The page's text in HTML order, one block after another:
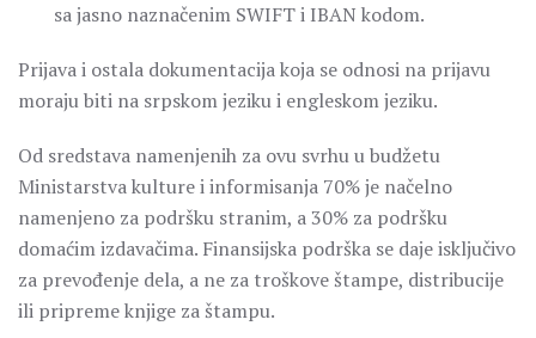
sa jasno naznačenim SWIFT i IBAN kodom.
Prijava i ostala dokumentacija koja se odnosi na prijavu
moraju biti na srpskom jeziku i engleskom jeziku.
Od sredstava namenjenih za ovu svrhu u budžetu
Ministarstva kulture i informisanja 70% je načelno
namenjeno za podršku stranim, a 30% za podršku
domaćim izdavačima. Finansijska podrška se daje isključivo
za prevođenje dela, a ne za troškove štampe, distribucije
ili pripreme knjige za štampu.